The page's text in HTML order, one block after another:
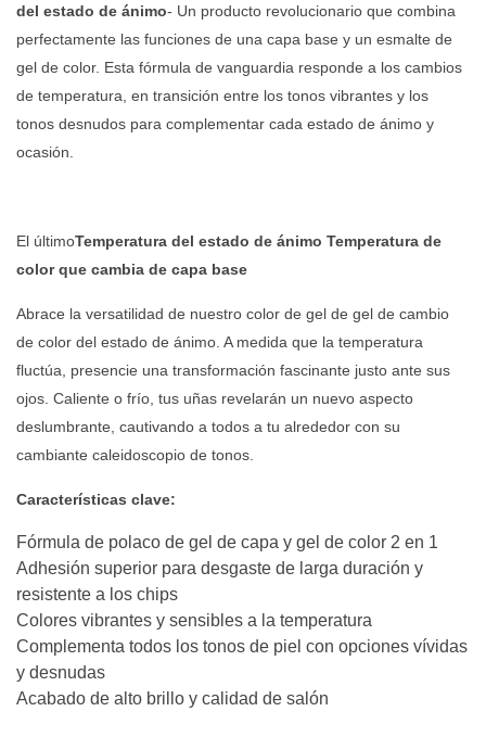
del estado de ánimo- Un producto revolucionario que combina
perfectamente las funciones de una capa base y un esmalte de
gel de color. Esta fórmula de vanguardia responde a los cambios
de temperatura, en transición entre los tonos vibrantes y los
tonos desnudos para complementar cada estado de ánimo y
ocasión.
El últimoTemperatura del estado de ánimo Temperatura de
color que cambia de capa base
Abrace la versatilidad de nuestro color de gel de gel de cambio
de color del estado de ánimo. A medida que la temperatura
fluctúa, presencie una transformación fascinante justo ante sus
ojos. Caliente o frío, tus uñas revelarán un nuevo aspecto
deslumbrante, cautivando a todos a tu alrededor con su
cambiante caleidoscopio de tonos.
Características clave:
Fórmula de polaco de gel de capa y gel de color 2 en 1
Adhesión superior para desgaste de larga duración y
resistente a los chips
Colores vibrantes y sensibles a la temperatura
Complementa todos los tonos de piel con opciones vívidas
y desnudas
Acabado de alto brillo y calidad de salón